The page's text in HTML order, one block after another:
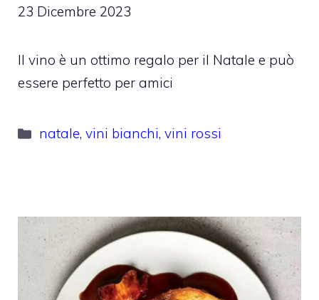
23 Dicembre 2023
Il vino è un ottimo regalo per il Natale e può
essere perfetto per amici
Categorie
natale,vini bianchi,vini rossi